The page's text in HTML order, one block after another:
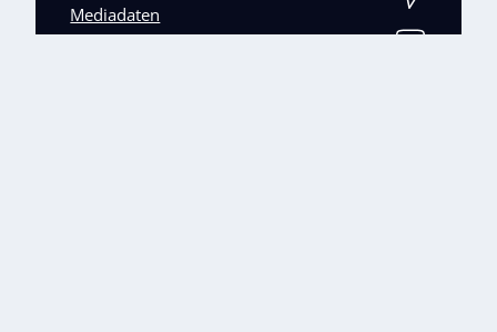
Mediadaten